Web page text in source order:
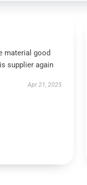
material good
supplier again
Apr 21, 2025